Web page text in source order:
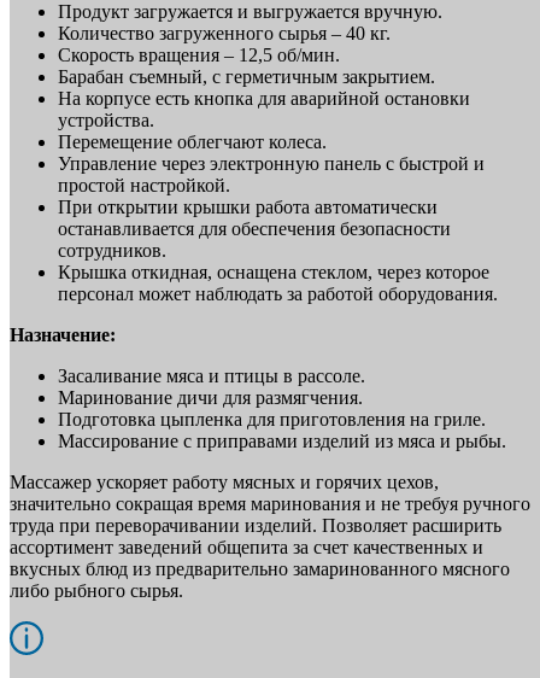
Продукт загружается и выгружается вручную.
Количество загруженного сырья – 40 кг.
Скорость вращения – 12,5 об/мин.
Барабан съемный, с герметичным закрытием.
На корпусе есть кнопка для аварийной остановки
устройства.
Перемещение облегчают колеса.
Управление через электронную панель с быстрой и
простой настройкой.
При открытии крышки работа автоматически
останавливается для обеспечения безопасности
сотрудников.
Крышка откидная, оснащена стеклом, через которое
персонал может наблюдать за работой оборудования.
Назначение:
Засаливание мяса и птицы в рассоле.
Маринование дичи для размягчения.
Подготовка цыпленка для приготовления на гриле.
Массирование с приправами изделий из мяса и рыбы.
Массажер ускоряет работу мясных и горячих цехов,
значительно сокращая время маринования и не требуя ручного
труда при переворачивании изделий. Позволяет расширить
ассортимент заведений общепита за счет качественных и
вкусных блюд из предварительно замаринованного мясного
либо рыбного сырья.